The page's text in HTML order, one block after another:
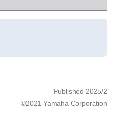
Published 2025/2
©2021 Yamaha Corporation